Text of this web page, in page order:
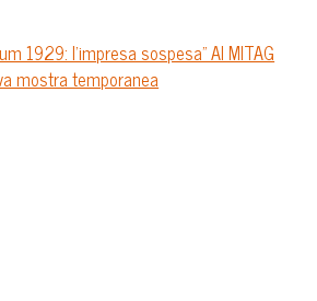
1929: l’impresa sospesa” Al MITAG
mostra temporanea